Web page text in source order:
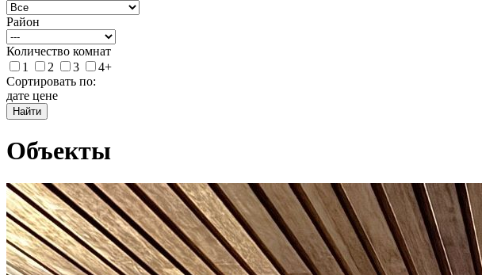
Район
Количество комнат
1
2 3
4+
Сортировать по:
дате цене
Найти
Объекты